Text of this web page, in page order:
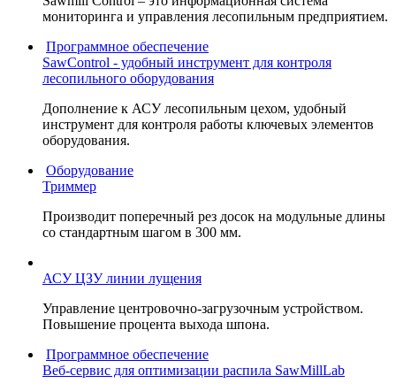
мониторинга и управления лесопильным предприятием.
Программное обеспечение
SawControl - удобный инструмент для контроля
лесопильного оборудования
Дополнение к АСУ лесопильным цехом, удобный
инструмент для контроля работы ключевых элементов
оборудования.
Оборудование
Триммер
Производит поперечный рез досок на модульные длины
со стандартным шагом в 300 мм.
АСУ ЦЗУ линии лущения
Управление центровочно-загрузочным устройством.
Повышение процента выхода шпона.
Программное обеспечение
Веб-сервис для оптимизации распила SawMillLab